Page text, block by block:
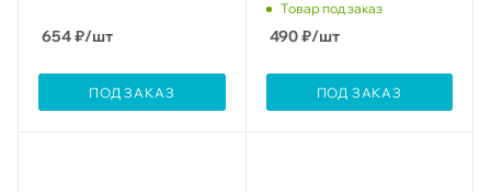
654₽/шт
ПОД ЗАКАЗ
Товар под заказ
490₽/шт
ПОД ЗАКАЗ